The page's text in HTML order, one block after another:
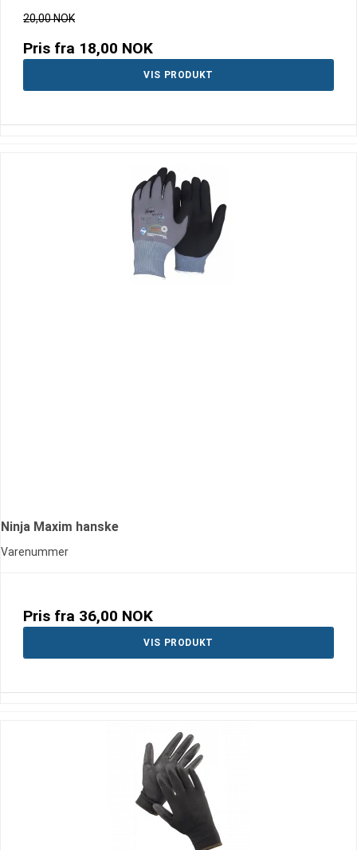
20,00 NOK
Pris fra 18,00 NOK
VIS PRODUKT
Ninja Maxim hanske
Varenummer
Pris fra 36,00 NOK
VIS PRODUKT